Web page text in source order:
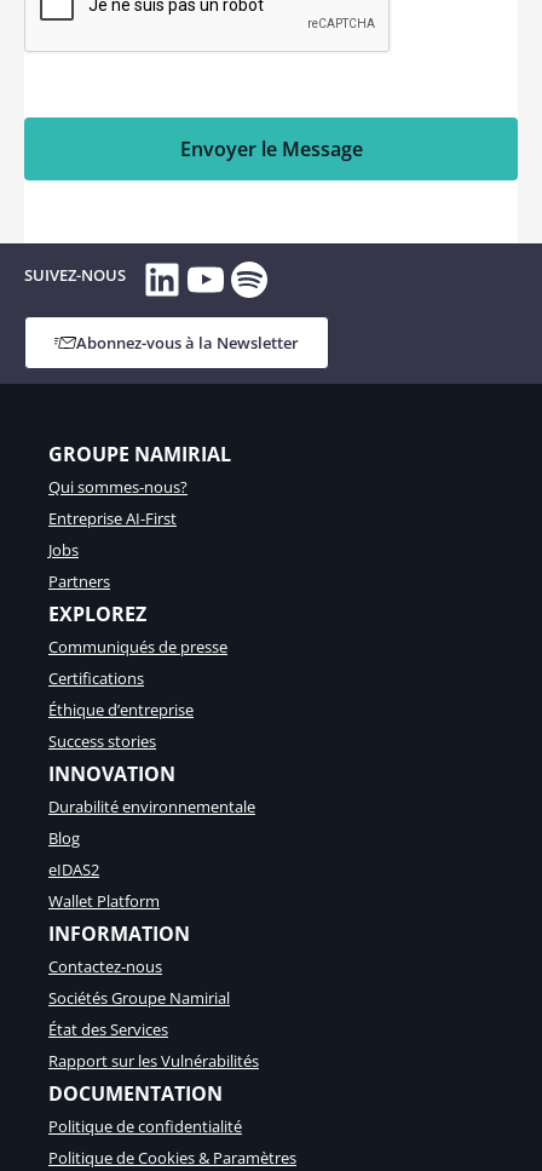
Envoyer le Message
SUIVEZ-NOUS LinkedIn
YouTube
Spotify
Abonnez-vous à la Newsletter
GROUPE NAMIRIAL
Qui sommes-nous?
Entreprise AI-First
Jobs
Partners
EXPLOREZ
Communiqués de presse
Certifications
Éthique d’entreprise
Success stories
INNOVATION
Durabilité environnementale
Blog
eIDAS2
Wallet Platform
INFORMATION
Contactez-nous
Sociétés Groupe Namirial
État des Services
Rapport sur les Vulnérabilités
DOCUMENTATION
Politique de confidentialité
Politique de Cookies & Paramètres